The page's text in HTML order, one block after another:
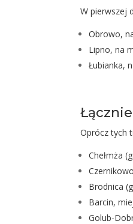
W pierwszej
Obrowo,
Lipno, na
Łubianka,
Oprócz tych
Chełmża
Brodnica
Barcin,
Golub-